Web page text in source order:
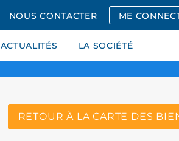
NOUS CONTACTER ME
ACTUALITÉS LA SOCIÉTÉ
RETOUR À LA CARTE DES